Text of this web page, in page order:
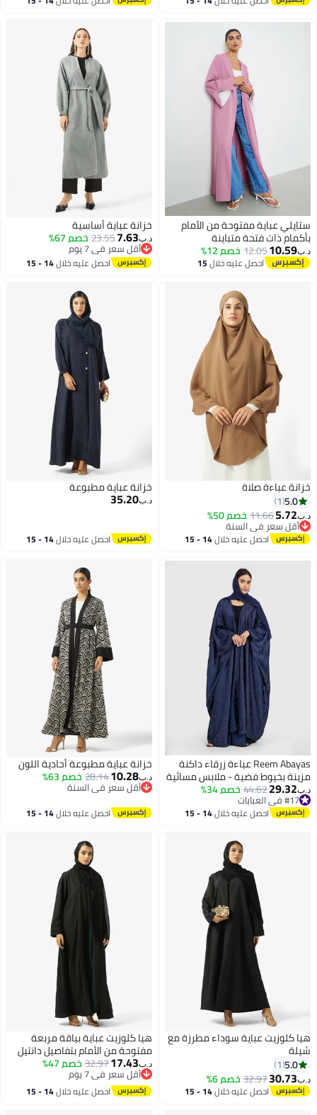
ستايلي عباية مفتوحة من الأمام
بأكمام ذات فتحة متباينة
د.ب‏10.59
12.05خصم 12%
احصل عليه خلال15
اغسطس
خزانة عباية أساسية
د.ب‏7.63
23.55خصم 67%
أقل سعر في 7 يوم
أقل سعر في 7 يوماحصل عليه خلال 14 - 15
اغسطس
خزانة عباءة صلاة
5.0
1
د.ب‏5.72
11.66خصم 50%
أقل سعر في السنة
أقل سعر في السنة
احصل عليه خلال 14 - 15
خزانة عباية مطبوعة
د.ب‏35.20
احصل عليه خلال 14 - 15
Reem Abayas عباءة زرقاء داكنة
مزينة بخيوط فضية - ملابس مسائية
فاخرة محتشمة
د.ب‏29.32
44.62خصم 34%
#17 في العبايات
#17 في العبايات احصل عليه خلال 14 - 15
خزانة عباية مطبوعة أحادية اللون
د.ب‏10.28
28.14خصم 63%
أقل سعر في السنة
أقل سعر في السنة
احصل عليه خلال 14 - 15
هيا كلوزيت عباية سوداء مطرزة مع
شيلة
5.0
1
د.ب‏30.73
32.97خصم 6%
احصل عليه خلال 14 - 15
هيا كلوزيت عباية بياقة مربعة
مفتوحة من الأمام بتفاصيل دانتيل
د.ب‏17.43
32.97خصم 47%
أقل سعر في 7 يوم
أقل سعر في 7 يوماحصل عليه خلال 14 - 15